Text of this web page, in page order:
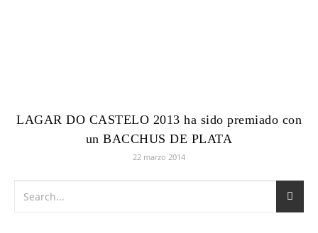
LAGAR DO CASTELO 2013 ha sido premiado con
un BACCHUS DE PLATA
22 marzo 2014